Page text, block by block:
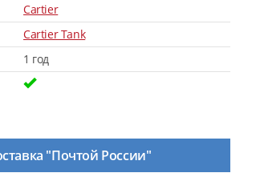
Cartier
Cartier Tank
1 год
"Почтой России"